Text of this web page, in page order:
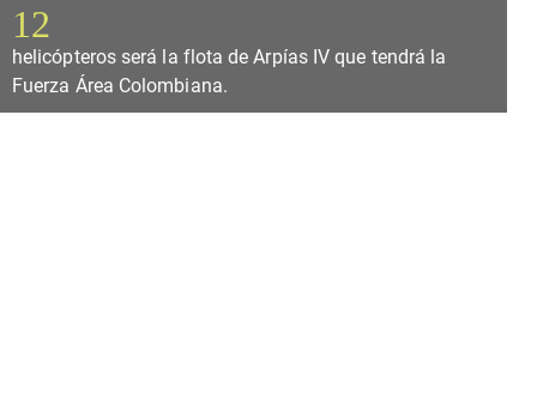
12
helicópteros será la flota de Arpías IV que tendrá la
Fuerza Área Colombiana.